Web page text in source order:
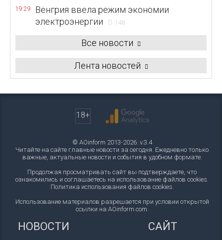
19:29
Венгрия ввела режим экономии
электроэнергии
148
Все новости
Лента новостей
18+
© AOinform 2013-2026. v.3.4
Читайте на сайте главные новости за сегодня. Ежедневно только
важные, актуальные новости и события в удобном формате.
Продолжая просматривать сайт вы подтверждаете, что
ознакомились и соглашаетесь на использование файлов cookies.
Политика использования файлов cookies.
Использование материалов разрешается при условии открытой
ссылки на AOinform.com.
НОВОСТИ САЙТ